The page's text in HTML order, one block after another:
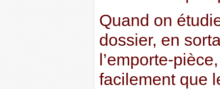
Quand on
dossier, en
l’emporte-
facilement que